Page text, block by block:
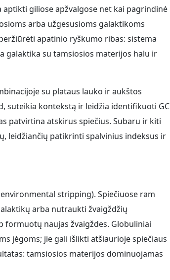
giliose apžvalgose net kai pagrindinė
arba užgesusioms galaktikoms
apatinio ryškumo ribas: sistema
galaktika su tamsiosios materijos halu ir
su plataus lauko ir aukštos
suteikia kontekstą ir leidžia identifikuoti GC
patvirtina atskirus spiečius. Subaru ir kiti
leidžiančių patikrinti spalvinius indeksus ir
stripping). Spiečiuose ram
arba nutraukti žvaigždžių
naujas žvaigždes. Globuliniai
jėgoms; jie gali išlikti atšiaurioje spiečiaus
tamsiosios materijos dominuojamas